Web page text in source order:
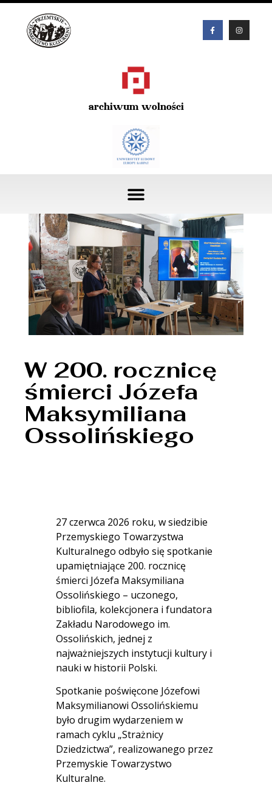
archiwum wolności
W 200. rocznicę
śmierci Józefa
Maksymiliana
Ossolińskiego
27 czerwca 2026 roku, w siedzibie
Przemyskiego Towarzystwa
Kulturalnego odbyło się spotkanie
upamiętniające 200. rocznicę
śmierci Józefa Maksymiliana
Ossolińskiego – uczonego,
bibliofila, kolekcjonera i fundatora
Zakładu Narodowego im.
Ossolińskich, jednej z
najważniejszych instytucji kultury i
nauki w historii Polski.
Spotkanie poświęcone Józefowi
Maksymilianowi Ossolińskiemu
było drugim wydarzeniem w
ramach cyklu „Strażnicy
Dziedzictwa”, realizowanego przez
Przemyskie Towarzystwo
Kulturalne.